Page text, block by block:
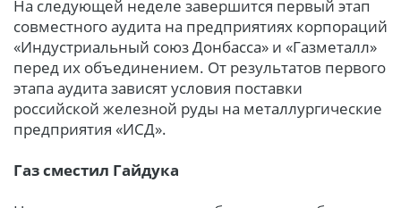
На следующей неделе завершится первый этап
совместного аудита на предприятиях корпораций
«Индустриальный союз Донбасса» и «Газметалл»
перед их объединением. От результатов первого
этапа аудита зависят условия поставки
российской железной руды на металлургические
предприятия «ИСД».
Газ сместил Гайдука